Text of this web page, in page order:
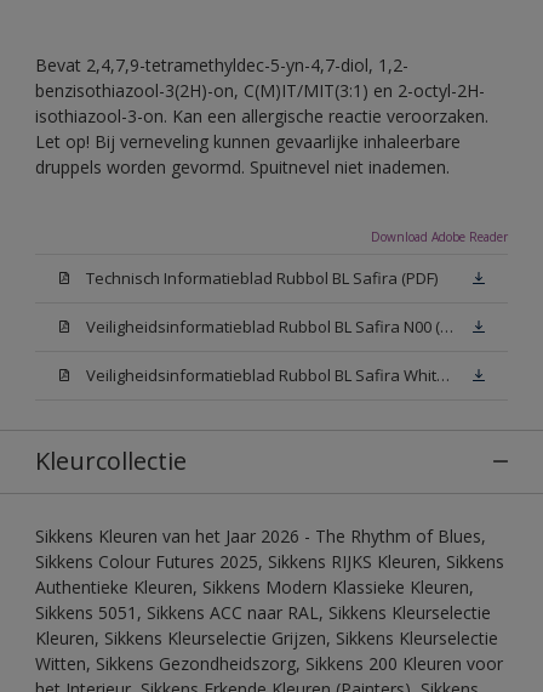
Bevat 2,4,7,9-tetramethyldec-5-yn-4,7-diol, 1,2-
benzisothiazool-3(2H)-on, C(M)IT/MIT(3:1) en 2-octyl-2H-
isothiazool-3-on. Kan een allergische reactie veroorzaken.
Let op! Bij verneveling kunnen gevaarlijke inhaleerbare
druppels worden gevormd. Spuitnevel niet inademen.
Download Adobe Reader
Technisch Informatieblad Rubbol BL Safira (PDF)
Veiligheidsinformatieblad Rubbol BL Safira N00 (MSDS)
Veiligheidsinformatieblad Rubbol BL Safira White W05 (MSDS)
Kleurcollectie
Sikkens Kleuren van het Jaar 2026 - The Rhythm of Blues,
Sikkens Colour Futures 2025, Sikkens RIJKS Kleuren, Sikkens
Authentieke Kleuren, Sikkens Modern Klassieke Kleuren,
Sikkens 5051, Sikkens ACC naar RAL, Sikkens Kleurselectie
Kleuren, Sikkens Kleurselectie Grijzen, Sikkens Kleurselectie
Witten, Sikkens Gezondheidszorg, Sikkens 200 Kleuren voor